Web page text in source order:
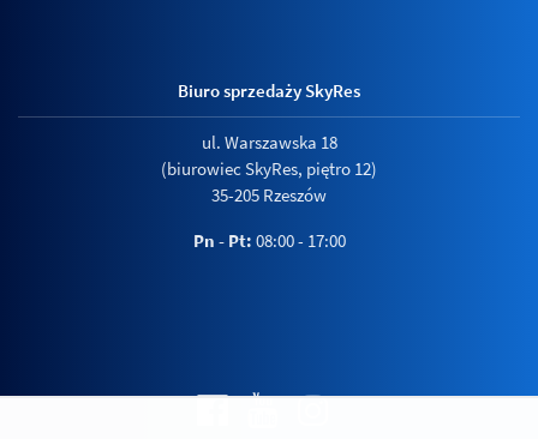
Biuro sprzedaży SkyRes
ul. Warszawska 18
(biurowiec SkyRes, piętro 12)
35-205 Rzeszów
Pn - Pt: 08:00 - 17:00